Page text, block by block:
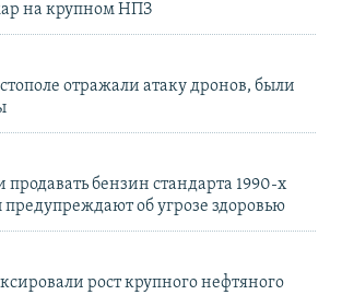
на крупном НПЗ
отражали атаку дронов, были
бензин стандарта 1990-х
предупреждают об угрозе здоровью
рост крупного нефтяного